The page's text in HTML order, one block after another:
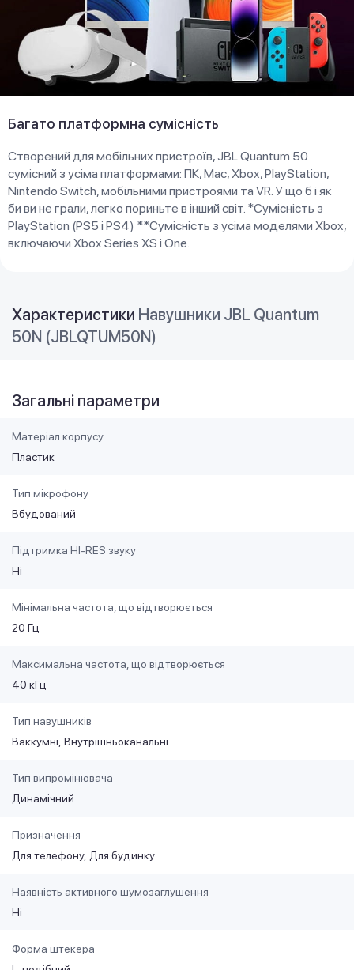
Багато платформна сумісність
Створений для мобільних пристроїв, JBL Quantum 50
сумісний з усіма платформами: ПК, Mac, Xbox, PlayStation,
Nintendo Switch, мобільними пристроями та VR. У що б і як
би ви не грали, легко пориньте в інший світ. *Сумісність з
PlayStation (PS5 і PS4) **Сумісність з усіма моделями Xbox,
включаючи Xbox Series XS і One.
Характеристики Навушники JBL Quantum
50N (JBLQTUM50N)
Загальні параметри
Матеріал корпусу
Пластик
Тип мікрофону
Вбудований
Підтримка HI-RES звуку
Ні
Мінімальна частота, що відтворюється
20 Гц
Максимальна частота, що відтворюється
40 кГц
Тип навушників
Ваккумні Внутрішньоканальні
Тип випромінювача
Динамічний
Призначення
Для телефону Для будинку
Наявність активного шумозаглушення
Ні
Форма штекера